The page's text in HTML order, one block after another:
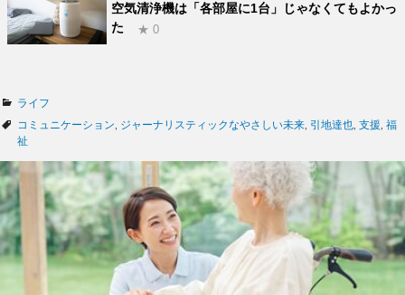
空気清浄機は「各部屋に1台」じゃなくてもよかっ
た
★ 0
カ
ゴ
ー
ライフ
タ
グ
コミュニケーション ジャーナリスティックなやさしい未来 引地達也 支援 福
祉